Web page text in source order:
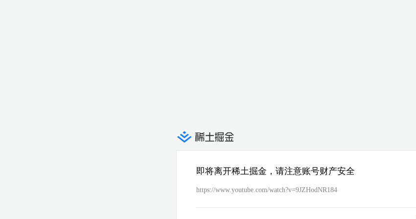
即将离开稀土掘金，请注意账号财产安全
https://www.youtube.com/watch?v=9JZHodNR184